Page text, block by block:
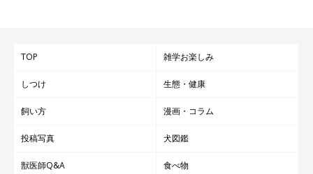
TOP 雑学お楽しみ
しつけ 生態・健康
飼い方 漫画・コラム
投稿写真 犬図鑑
獣医師Q&A 食べ物